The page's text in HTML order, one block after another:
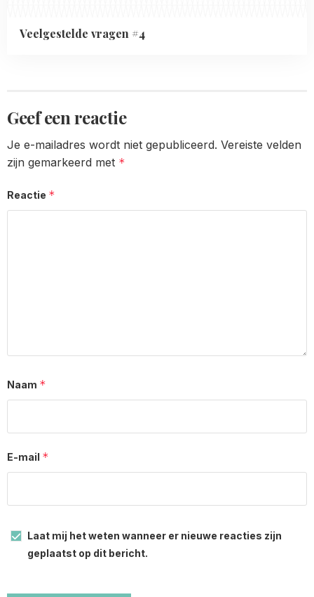
Veelgestelde vragen #4
Geef een reactie
Je e-mailadres wordt niet gepubliceerd. Vereiste velden
zijn gemarkeerd met *
Reactie *
Naam *
E-mail *
Laat mij het weten wanneer er nieuwe reacties zijn
geplaatst op dit bericht.